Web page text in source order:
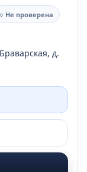
○ Не проверена
д.